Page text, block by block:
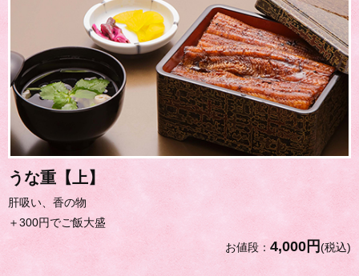
うな重【上】
肝吸い、香の物
＋300円でご飯大盛
お値段： 4,000円(税込)